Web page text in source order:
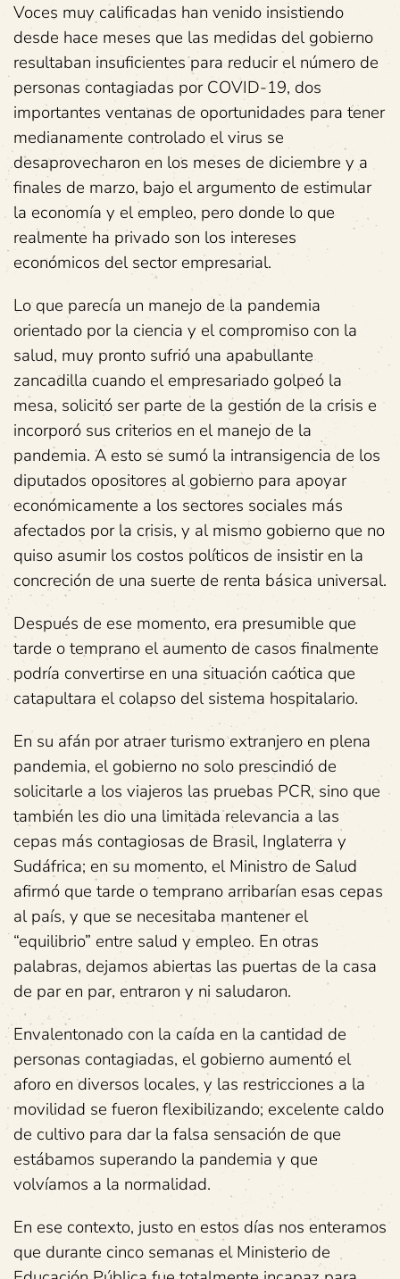
Voces muy calificadas han venido insistiendo
desde hace meses que las medidas del gobierno
resultaban insuficientes para reducir el número de
personas contagiadas por COVID-19, dos
importantes ventanas de oportunidades para tener
medianamente controlado el virus se
desaprovecharon en los meses de diciembre y a
finales de marzo, bajo el argumento de estimular
la economía y el empleo, pero donde lo que
realmente ha privado son los intereses
económicos del sector empresarial.
Lo que parecía un manejo de la pandemia
orientado por la ciencia y el compromiso con la
salud, muy pronto sufrió una apabullante
zancadilla cuando el empresariado golpeó la
mesa, solicitó ser parte de la gestión de la crisis e
incorporó sus criterios en el manejo de la
pandemia. A esto se sumó la intransigencia de los
diputados opositores al gobierno para apoyar
económicamente a los sectores sociales más
afectados por la crisis, y al mismo gobierno que no
quiso asumir los costos políticos de insistir en la
concreción de una suerte de renta básica universal.
Después de ese momento, era presumible que
tarde o temprano el aumento de casos finalmente
podría convertirse en una situación caótica que
catapultara el colapso del sistema hospitalario.
En su afán por atraer turismo extranjero en plena
pandemia, el gobierno no solo prescindió de
solicitarle a los viajeros las pruebas PCR, sino que
también les dio una limitada relevancia a las
cepas más contagiosas de Brasil, Inglaterra y
Sudáfrica; en su momento, el Ministro de Salud
afirmó que tarde o temprano arribarían esas cepas
al país, y que se necesitaba mantener el
“equilibrio” entre salud y empleo. En otras
palabras, dejamos abiertas las puertas de la casa
de par en par, entraron y ni saludaron.
Envalentonado con la caída en la cantidad de
personas contagiadas, el gobierno aumentó el
aforo en diversos locales, y las restricciones a la
movilidad se fueron flexibilizando; excelente caldo
de cultivo para dar la falsa sensación de que
estábamos superando la pandemia y que
volvíamos a la normalidad.
En ese contexto, justo en estos días nos enteramos
que durante cinco semanas el Ministerio de